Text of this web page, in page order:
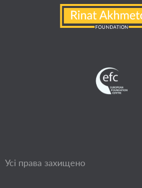
Усі права захищено